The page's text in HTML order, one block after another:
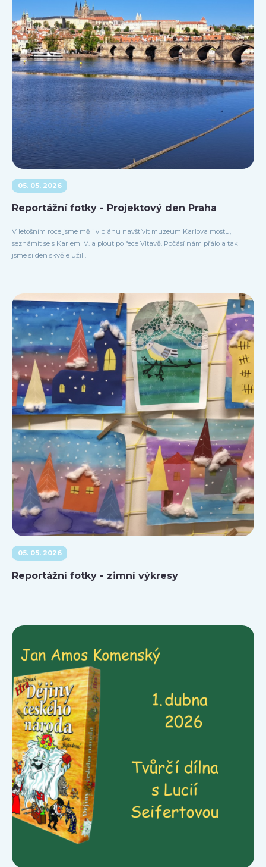
05. 05. 2026
Reportážní fotky - Projektový den Praha
V letošním roce jsme měli v plánu navštívit muzeum Karlova mostu,
seznámit se s Karlem IV. a plout po řece Vltavě. Počásí nám přálo a tak
jsme si den skvěle užili.
05. 05. 2026
Reportážní fotky - zimní výkresy